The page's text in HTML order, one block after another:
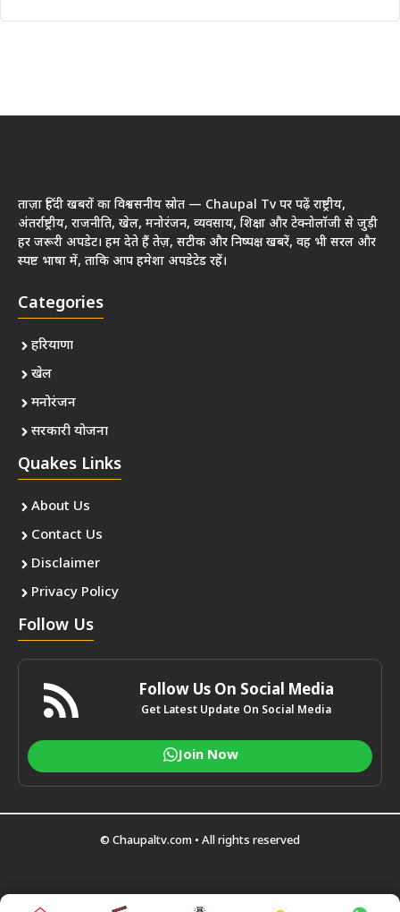
ताज़ा हिंदी खबरों का विश्वसनीय स्रोत — Chaupal Tv पर पढ़ें राष्ट्रीय,
अंतर्राष्ट्रीय, राजनीति, खेल, मनोरंजन, व्यवसाय, शिक्षा और टेक्नोलॉजी से जुड़ी
हर जरूरी अपडेट। हम देते हैं तेज़, सटीक और निष्पक्ष खबरें, वह भी सरल और
स्पष्ट भाषा में, ताकि आप हमेशा अपडेटेड रहें।
Categories
हरियाणा
खेल
मनोरंजन
सरकारी योजना
Quakes Links
About Us
Contact Us
Disclaimer
Privacy Policy
Follow Us
Follow Us On Social Media
Get Latest Update On Social Media
Join Now
© Chaupaltv.com • All rights reserved